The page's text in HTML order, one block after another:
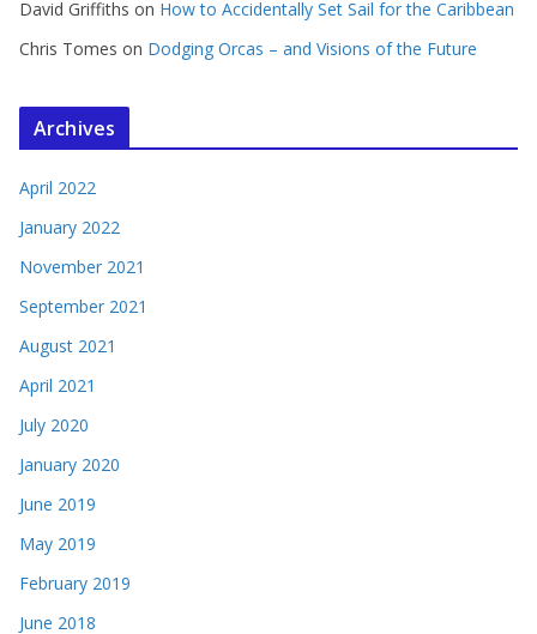
David Griffiths on How to Accidentally Set Sail for the Caribbean
Chris Tomes on Dodging Orcas – and Visions of the Future
Archives
April 2022
January 2022
November 2021
September 2021
August 2021
April 2021
July 2020
January 2020
June 2019
May 2019
February 2019
June 2018